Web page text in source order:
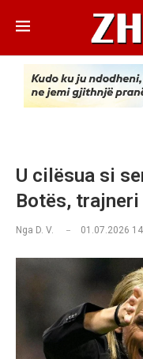
U cilësua si
Botës,
Nga D. V. 01.07.2026